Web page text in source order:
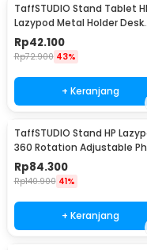
TaffSTUDIO Stand Tablet
Lazypod Metal Holder Desk
Clamp 6-8 Inch - D9
Rp42.100
Rp72.900 43%
+ Keranjang
TaffSTUDIO Stand HP
360 Rotation Adjustable
Holder - GH027
Rp84.300
Rp140.900 41%
+ Keranjang